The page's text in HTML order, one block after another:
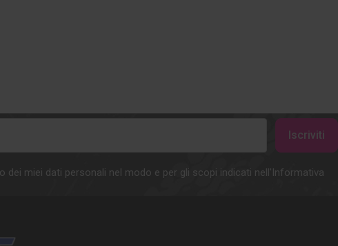
dei miei dati personali nel modo e per gli scopi indicati nell'Informativa